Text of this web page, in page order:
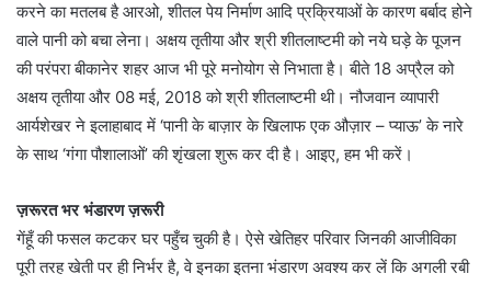
करने का मतलब है आरओ, शीतल पेय निर्माण आदि प्रक्रियाओं के कारण बर्बाद होने
वाले पानी को बचा लेना। अक्षय तृतीया और श्री शीतलाष्टमी को नये घड़े के पूजन
की परंपरा बीकानेर शहर आज भी पूरे मनोयोग से निभाता है। बीते 18 अप्रैल को
अक्षय तृतीया और 08 मई, 2018 को श्री शीतलाष्टमी थी। नौजवान व्यापारी
आर्यशेखर ने इलाहाबाद में ‘पानी के बाज़ार के खिलाफ एक औज़ार – प्याऊ’ के नारे
के साथ ‘गंगा पौशालाओं’ की शृंखला शुरू कर दी है। आइए, हम भी करें।
ज़रूरत भर भंडारण ज़रूरी
गेंहूँ की फसल कटकर घर पहुँच चुकी है। ऐसे खेतिहर परिवार जिनकी आजीविका
पूरी तरह खेती पर ही निर्भर है, वे इनका इतना भंडारण अवश्य कर लें कि अगली रबी